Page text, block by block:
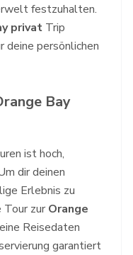
festzuhalten.
privat Trip
deine persönlichen
Bay
ist hoch,
dir deinen
Erlebnis zu
Tour zur Orange
Reisedaten
garantiert